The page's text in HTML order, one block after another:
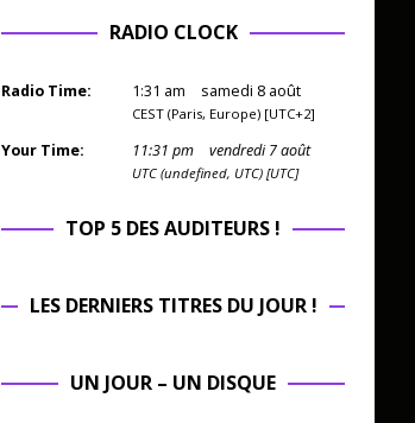
RADIO CLOCK
Radio Time: 1:31 am samedi 8 août
CEST (Paris, Europe) [UTC+2]
Your Time: 11:31 pm vendredi 7 août
UTC (undefined, UTC) [UTC]
TOP 5 DES AUDITEURS !
LES DERNIERS TITRES DU JOUR !
UN JOUR – UN DISQUE